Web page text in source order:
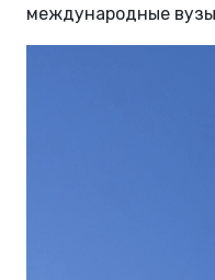
международные